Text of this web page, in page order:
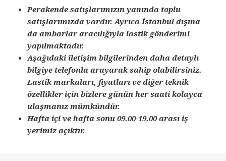
Perakende satışlarımızın yanında toplu
satışlarımızda vardır. Ayrıca İstanbul dışına
da ambarlar aracılığıyla lastik gönderimi
yapılmaktadır.
Aşağıdaki iletişim bilgilerinden daha detaylı
bilgiye telefonla arayarak sahip olabilirsiniz.
Lastik markaları, fiyatları ve diğer teknik
özellikler için bizlere günün her saati kolayca
ulaşmanız mümkündür.
Hafta içi ve hafta sonu 09.00-19.00 arası iş
yerimiz açıktır.